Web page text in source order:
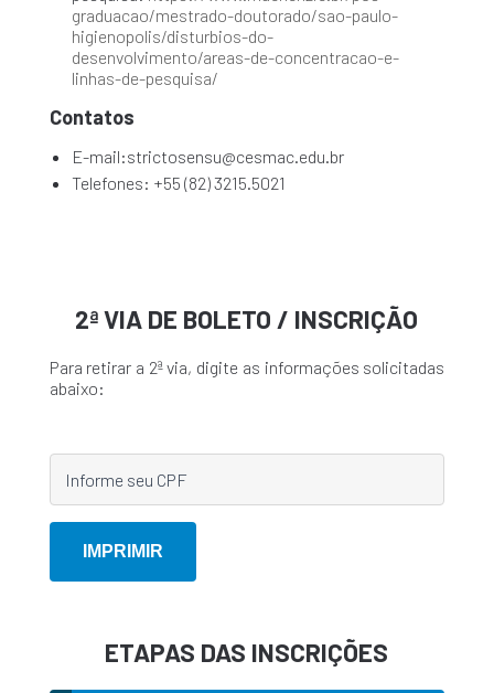
graduacao/mestrado-doutorado/sao-paulo-
higienopolis/disturbios-do-
desenvolvimento/areas-de-concentracao-e-
linhas-de-pesquisa/
Contatos
E-mail:strictosensu@cesmac.edu.br
Telefones: +55 (82) 3215.5021
2ª VIA DE BOLETO / INSCRIÇÃO
Para retirar a 2ª via, digite as informações solicitadas
abaixo:
ETAPAS DAS INSCRIÇÕES